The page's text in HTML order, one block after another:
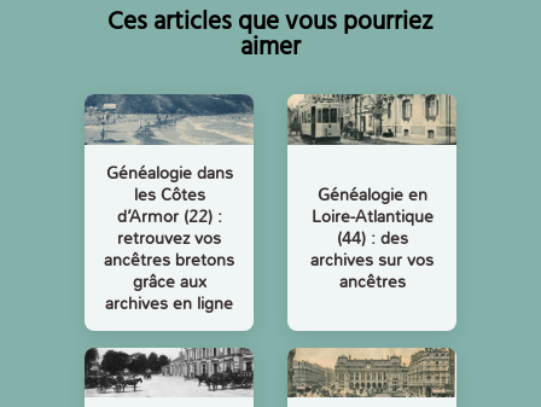
Ces articles que vous pourriez
aimer
Généalogie dans
les Côtes
d’Armor (22) :
retrouvez vos
ancêtres bretons
grâce aux
archives en ligne
Généalogie en
Loire-Atlantique
(44) : des
archives sur vos
ancêtres